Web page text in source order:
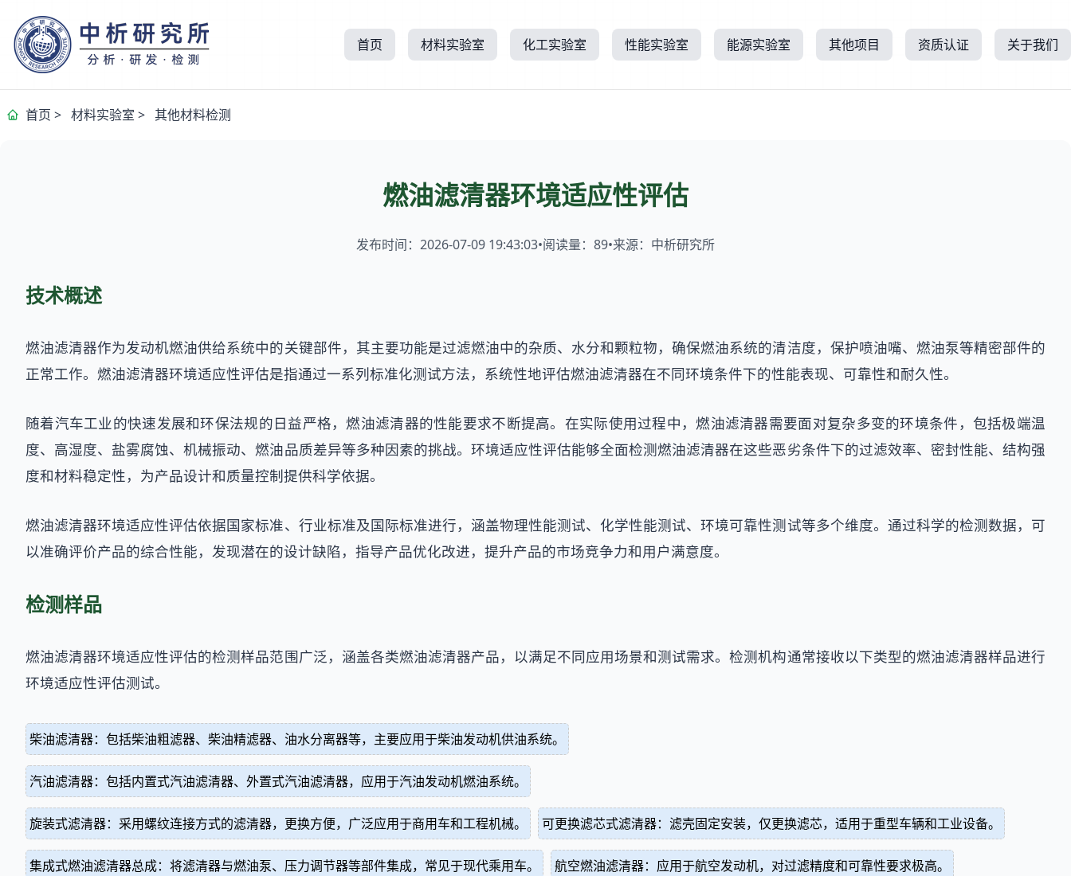
首页 材料实验室 化工实验室 性能实验室 能源实验室 其他项目 资质认证 关于我们
首页 > 材料实验室 > 其他材料检测
燃油滤清器环境适应性评估
发布时间：2026-07-09 19:43:03•阅读量： 89•来源：中析研究所
技术概述
燃油滤清器作为发动机燃油供给系统中的关键部件，其主要功能是过滤燃油中的杂质、水分和颗粒物，确保燃油系统的清洁度，保护喷油嘴、燃油泵等精密部件的
正常工作。燃油滤清器环境适应性评估是指通过一系列标准化测试方法，系统性地评估燃油滤清器在不同环境条件下的性能表现、可靠性和耐久性。
随着汽车工业的快速发展和环保法规的日益严格，燃油滤清器的性能要求不断提高。在实际使用过程中，燃油滤清器需要面对复杂多变的环境条件，包括极端温
度、高湿度、盐雾腐蚀、机械振动、燃油品质差异等多种因素的挑战。环境适应性评估能够全面检测燃油滤清器在这些恶劣条件下的过滤效率、密封性能、结构强
度和材料稳定性，为产品设计和质量控制提供科学依据。
燃油滤清器环境适应性评估依据国家标准、行业标准及国际标准进行，涵盖物理性能测试、化学性能测试、环境可靠性测试等多个维度。通过科学的检测数据，可
以准确评价产品的综合性能，发现潜在的设计缺陷，指导产品优化改进，提升产品的市场竞争力和用户满意度。
检测样品
燃油滤清器环境适应性评估的检测样品范围广泛，涵盖各类燃油滤清器产品，以满足不同应用场景和测试需求。检测机构通常接收以下类型的燃油滤清器样品进行
环境适应性评估测试。
柴油滤清器：包括柴油粗滤器、柴油精滤器、油水分离器等，主要应用于柴油发动机供油系统。
汽油滤清器：包括内置式汽油滤清器、外置式汽油滤清器，应用于汽油发动机燃油系统。
旋装式滤清器：采用螺纹连接方式的滤清器，更换方便，广泛应用于商用车和工程机械。 可更换滤芯式滤清器：滤壳固定安装，仅更换滤芯，适用于重型车辆和工业设备。
集成式燃油滤清器总成：将滤清器与燃油泵、压力调节器等部件集成，常见于现代乘用车。 航空燃油滤清器：应用于航空发动机，对过滤精度和可靠性要求极高。